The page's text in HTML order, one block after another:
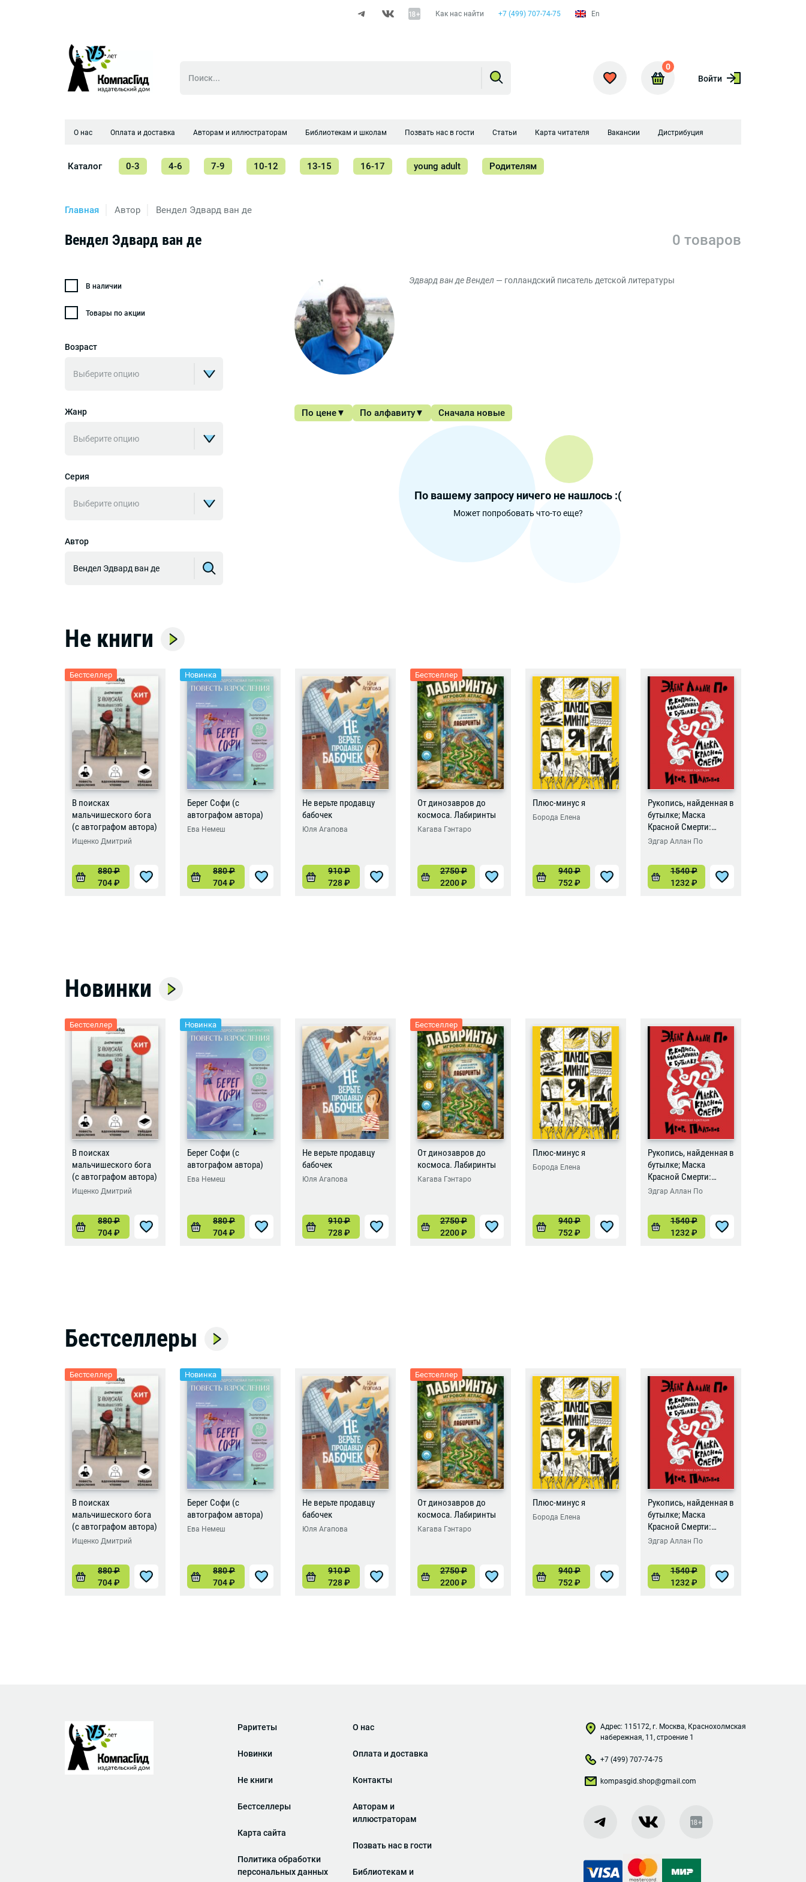
Главная Автор Вендел Эдвард ван де
Вендел Эдвард ван де
В наличии
Товары по акции
Возраст
Выберите опцию
Жанр
Выберите опцию
Серия
Выберите опцию
Автор
Вендел Эдвард ван де
0 товаров
Эдвард ван де Вендел — голландский писатель детской литературы
По цене По алфавиту Сначала новые
По вашему запросу ничего не нашлось :(
Может попробовать что-то еще?
Не книги
Бестселлер
В поисках
мальчишеского бога
(с автографом автора)
Ищенко Дмитрий
880₽
704₽
Новинка
Берег Софи (с
автографом автора)
Ева Немеш
880₽
704₽
Не верьте продавцу
бабочек
Юля Агапова
910₽
728₽
Бестселлер
От динозавров до
космоса. Лабиринты
Кагава Гэнтаро
2750₽
2200₽
Плюс-минус я
Борода Елена
940₽
752₽
Рукопись, найденная в
бутылке; Маска
Красной Смерти:
новеллы-комиксы
Эдгар Аллан По
1540₽
1232₽
Новинки
Бестселлер
В поисках
мальчишеского бога
(с автографом автора)
Ищенко Дмитрий
880₽
704₽
Новинка
Берег Софи (с
автографом автора)
Ева Немеш
880₽
704₽
Не верьте продавцу
бабочек
Юля Агапова
910₽
728₽
Бестселлер
От динозавров до
космоса. Лабиринты
Кагава Гэнтаро
2750₽
2200₽
Плюс-минус я
Борода Елена
940₽
752₽
Рукопись, найденная в
бутылке; Маска
Красной Смерти:
новеллы-комиксы
Эдгар Аллан По
1540₽
1232₽
Бестселлеры
Бестселлер
В поисках
мальчишеского бога
(с автографом автора)
Ищенко Дмитрий
880₽
704₽
Новинка
Берег Софи (с
автографом автора)
Ева Немеш
880₽
704₽
Не верьте продавцу
бабочек
Юля Агапова
910₽
728₽
Бестселлер
От динозавров до
космоса. Лабиринты
Кагава Гэнтаро
2750₽
2200₽
Плюс-минус я
Борода Елена
940₽
752₽
Рукопись, найденная в
бутылке; Маска
Красной Смерти:
новеллы-комиксы
Эдгар Аллан По
1540₽
1232₽
Как нас найти +7 (499) 707-74-75 En
0
Войти
О нас Оплата и доставка Авторам и иллюстраторам Библиотекам и школам Позвать нас в гости Статьи Карта читателя Вакансии Дистрибуция
Каталог 0-3 4-6 7-9 10-12 13-15 16-17 young adult Родителям
Раритеты
Новинки
Не книги
Бестселлеры
Карта сайта
Политика обработки
персональных данных
О нас
Оплата и доставка
Контакты
Авторам и
иллюстраторам
Позвать нас в гости
Библиотекам и
Адрес: 115172, г. Москва, Краснохолмская
набережная, 11, строение 1
+7 (499) 707-74-75
kompasgid.shop@gmail.com